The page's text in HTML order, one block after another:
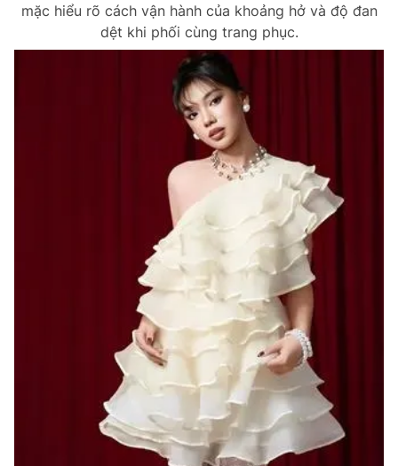
mặc hiểu rõ cách vận hành của khoảng hở và độ đan
dệt khi phối cùng trang phục.